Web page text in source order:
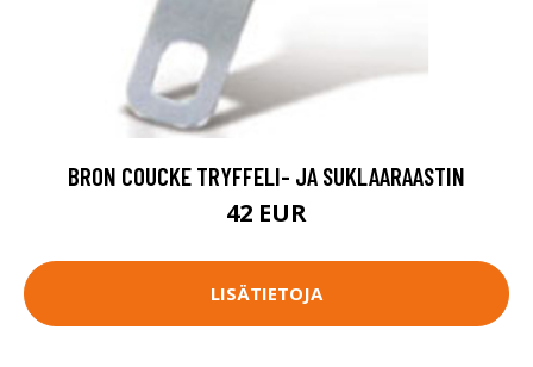
BRON COUCKE TRYFFELI- JA SUKLAARAASTIN
42 EUR
LISÄTIETOJA